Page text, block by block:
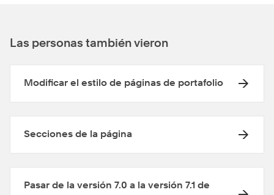
Las personas también vieron
Modificar el estilo de páginas de portafolio
Secciones de la página
Pasar de la versión 7.0 a la versión 7.1 de